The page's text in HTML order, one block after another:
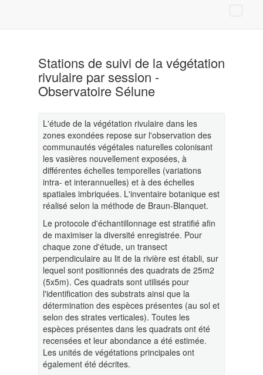
Stations de suivi de la végétation
rivulaire par session -
Observatoire Sélune
L'étude de la végétation rivulaire dans les
zones exondées repose sur l'observation des
communautés végétales naturelles colonisant
les vasières nouvellement exposées, à
différentes échelles temporelles (variations
intra- et interannuelles) et à des échelles
spatiales imbriquées. L'inventaire botanique est
réalisé selon la méthode de Braun-Blanquet.
Le protocole d'échantillonnage est stratifié afin
de maximiser la diversité enregistrée. Pour
chaque zone d'étude, un transect
perpendiculaire au lit de la rivière est établi, sur
lequel sont positionnés des quadrats de 25m2
(5x5m). Ces quadrats sont utilisés pour
l'identification des substrats ainsi que la
détermination des espèces présentes (au sol et
selon des strates verticales). Toutes les
espèces présentes dans les quadrats ont été
recensées et leur abondance a été estimée.
Les unités de végétations principales ont
également été décrites.